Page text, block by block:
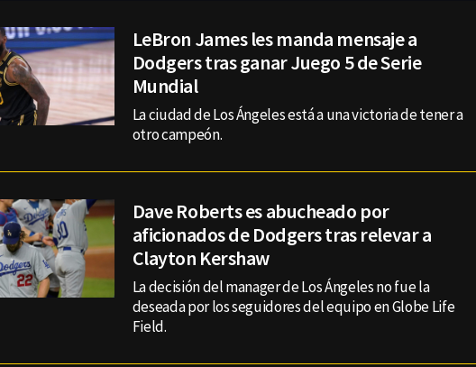
LeBron James les manda mensaje a
Dodgers tras ganar Juego 5 de Serie
Mundial
La ciudad de Los Ángeles está a una victoria de tener a
otro campeón.
Dave Roberts es abucheado por
aficionados de Dodgers tras relevar a
Clayton Kershaw
La decisión del manager de Los Ángeles no fue la
deseada por los seguidores del equipo en Globe Life
Field.